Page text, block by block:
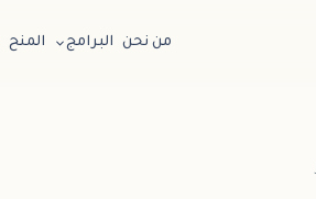
من نحن البرامج المنح